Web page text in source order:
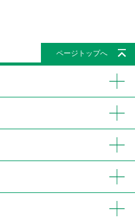
ページトップへ